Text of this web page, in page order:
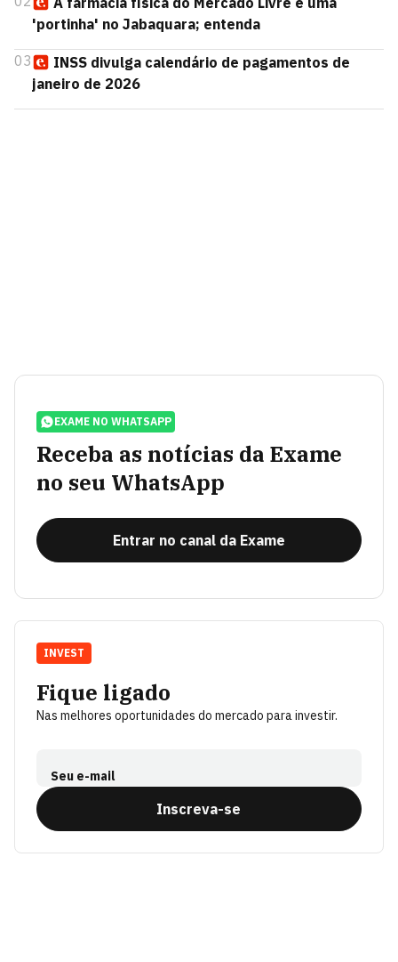
'portinha' no Jabaquara; entenda
03
INSS divulga calendário de pagamentos de
janeiro de 2026
EXAME NO WHATSAPP
Receba as notícias da Exame
no seu WhatsApp
Entrar no canal da Exame
Fique ligado
Nas melhores oportunidades do mercado para investir.
Seu e-mail
Inscreva-se
INVEST